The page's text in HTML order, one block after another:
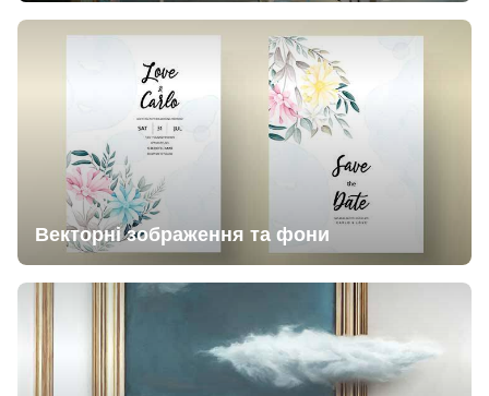
Векторні зображення та фони